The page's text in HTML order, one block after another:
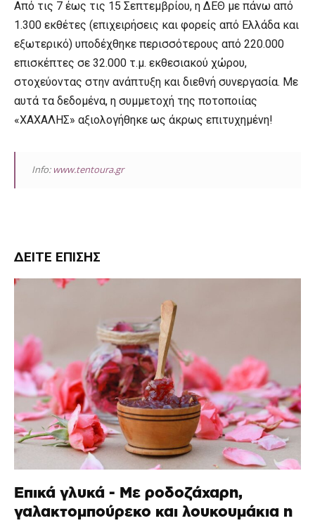
Από τις 7 έως τις 15 Σεπτεμβρίου, η ΔΕΘ με πάνω από
1.300 εκθέτες (επιχειρήσεις και φορείς από Ελλάδα και
εξωτερικό) υποδέχθηκε περισσότερους από 220.000
επισκέπτες σε 32.000 τ.μ. εκθεσιακού χώρου,
στοχεύοντας στην ανάπτυξη και διεθνή συνεργασία. Με
αυτά τα δεδομένα, η συμμετοχή της ποτοποιίας
«ΧΑΧΑΛΗΣ» αξιολογήθηκε ως άκρως επιτυχημένη!
Info: www.tentoura.gr
ΔΕΊΤΕ ΕΠΊΣΗΣ
Επικά γλυκά - Με ροδοζάχαρη,
γαλακτομπούρεκο και λουκουμάκια η